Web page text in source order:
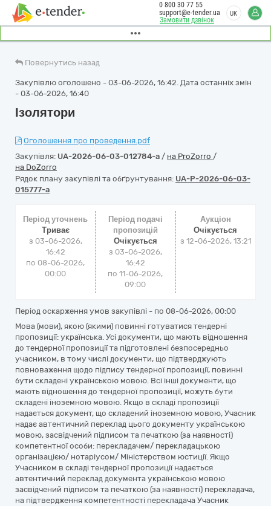
Замовити дзвінок
0 800 30 77 55
support@e-tender.ua
UK
Повернутись назад
Закупівлю оголошено - 03-06-2026, 16:42. Дата останніх змін
- 03-06-2026, 16:40
Ізолятори
Оголошення про проведення.pdf
Закупівля: UA-2026-06-03-012784-a / на ProZorro /
на DoZorro
Рядок плану закупівлі та обґрунтування: UA-P-2026-06-03-
015777-a
Період уточнень
Триває
з 03-06-2026,
16:42
по 08-06-2026,
00:00
Період подачі
пропозицій
Очікується
з 03-06-2026,
16:42
по 11-06-2026,
09:00
Аукціон
Очікується
з 12-06-2026, 13:21
Період оскарження умов закупівлі - по 08-06-2026, 00:00
Мова (мови), якою (якими) повинні готуватися тендерні
пропозиції: українська. Усі документи, що мають відношення
до тендерної пропозиції та підготовлені безпосередньо
учасником, в тому числі документи, що підтверджують
повноваження щодо підпису тендерної пропозиції, повинні
бути складені українською мовою. Всі інші документи, що
мають відношення до тендерної пропозиції, можуть бути
складені іноземною мовою. Якщо в складі пропозиції
надається документ, що складений іноземною мовою, Учасник
надає автентичний переклад цього документу українською
мовою, засвідчений підписом та печаткою (за наявності)
компетентної особи: перекладачем/ перекладацькою
організацією/ нотаріусом/ Міністерством юстиції. Якщо
Учасником в складі тендерної пропозиції надається
автентичний переклад документа українською мовою
засвідчений підписом та печаткою (за наявності) перекладача,
на підтвердження компетентності перекладача Учасник